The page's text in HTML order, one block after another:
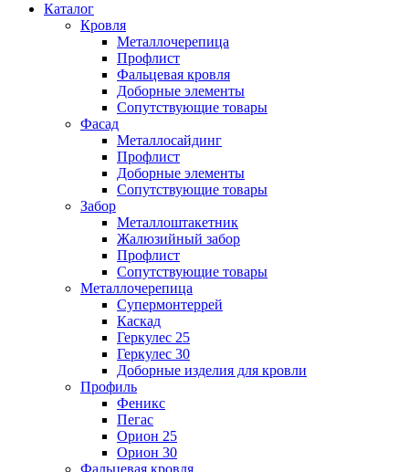
Каталог
Кровля
Металлочерепица
Профлист
Фальцевая кровля
Доборные элементы
Сопутствующие товары
Фасад
Металлосайдинг
Профлист
Доборные элементы
Сопутствующие товары
Забор
Металлоштакетник
Жалюзийный забор
Профлист
Сопутствующие товары
Металлочерепица
Супермонтеррей
Каскад
Геркулес 25
Геркулес 30
Доборные изделия для кровли
Профиль
Феникс
Пегас
Орион 25
Орион 30
Фальцевая кровля